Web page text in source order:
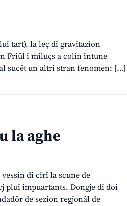
tart), la leç di gravitazion
Friûl i miluçs a colin intune
sucêt un altri stran fenomen: […]
la aghe
di cirî la scune de
plui impuartants. Dongje di doi
de sezion regjonâl de